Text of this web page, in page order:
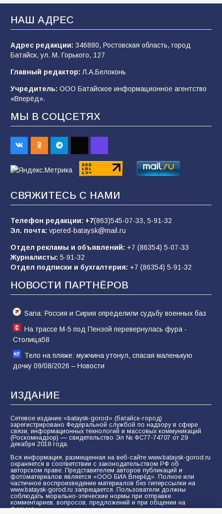
мастер-класс «Бумажный парашют» ко Дню
ВДВ
109 03.08.2026
В детском саду № 35 дети освоили
строительные профессии в ходе
спортивного праздника
92
Батайским спортсменам вручили награды
70 08.08.2026
Евгений Остапенко
Батайчане вышли в финал Всероссийского
конкурса «Большая перемена»
НАШ АДРЕС
Адрес редакции: 346880, Ростовская область, город
Батайск, ул. М. Горького, 127
Главный редактор: Л.А.Белоконь
Учредитель: ООО Батайское информационное агентство
«Вперёд».
МЫ В СОЦСЕТЯХ
СВЯЖИТЕСЬ С НАМИ
Телефон редакции: +7(863)545-07-33, 5-91-32
Эл. почта: vpered-bataysk@mail.ru
Отдел рекламы и объявлений: +7 (86354) 5-07-33
Журналисты: 5-91-32
Отдел подписки и бухгалтерия: +7 (86354) 5-91-32
НОВОСТИ ПАРТНЁРОВ
Sana: Россия и Сирия определили судьбу военных баз
На трассе М-5 под Пензой перевернулась фура -
Столица58
Тело на пляже: мужчина утонул, спасая маленькую
дочку 09/08/2026 – Новости
ИЗДАНИЕ
Сетевое издание «bataysk-gorod» (батайск-город)
зарегистрировано Федеральной службой по надзору в сфере
связи, информационных технологий и массовых коммуникаций
(Роскомнадзор) — свидетельство Эл № ФС77-74707 от 29
декабря 2018 года.
Вся информация, размещенная на веб-сайте www.bataysk-gorod.ru
охраняется в соответствии с законодательством РФ об
авторском праве. Представителем авторов публикаций и
фотоматериалов является «ООО БИА Вперёд». Полное или
частичное воспроизведение материалов без гиперссылки на
www.bataysk-gorod.ru запрещается. Пользователи должны
соблюдать морально-этические нормы при отправке
комментариев, вопросов, предложений и при общении на
форуме.